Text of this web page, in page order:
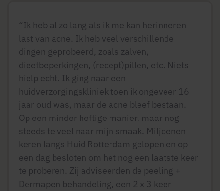
“Ik heb al zo lang als ik me kan herinneren
last van acne. Ik heb veel verschillende
dingen geprobeerd, zoals zalven,
dieetbeperkingen, (recept)pillen, etc. Niets
hielp echt. Ik ging naar een
huidverzorgingskliniek toen ik ongeveer 16
jaar oud was, maar de acne bleef bestaan.
Op een minder heftige manier, maar nog
steeds te veel naar mijn smaak. Miljoenen
keren langs Huid Rotterdam gelopen en op
een dag besloten om het nog een laatste keer
te proberen. Zij adviseerden de peeling +
Dermapen behandeling, een 2 x 3 keer